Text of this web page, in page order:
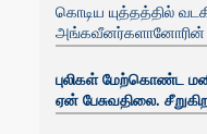
கொடிய யுத்தத்தில்
அங்கவீனர்களானோரின்
புலிகள் மேற்கொண்ட
ஏன் பேசுவதிலை.